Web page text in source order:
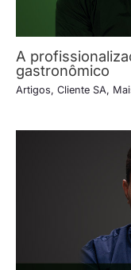
A
gastronômico
Artigos, Cliente SA,